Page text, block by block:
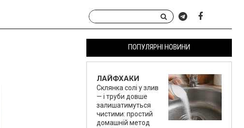
ПОПУЛЯРНІ НОВИНИ
ЛАЙФХАКИ
Склянка солі у злив
— і труби довше
залишатимуться
чистими: простий
домашній метод